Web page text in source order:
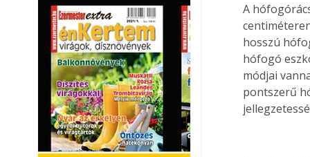
A
hosszú
hófogó
módjai
pontszerű